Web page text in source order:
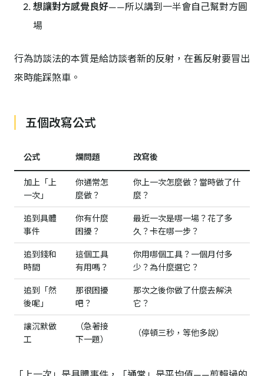
想讓對方感覺良好——所以講到一半會自己幫對方圓
場
行為訪談法的本質是給訪談者新的反射，在舊反射要冒出
來時能踩煞車。
五個改寫公式
公式 爛問題 改寫後
加上「上
一次」
你通常怎
麼做？
你上一次怎麼做？當時做了什
麼？
追到具體
事件
你有什麼
困擾？
最近一次是哪一場？花了多
久？卡在哪一步？
追到錢和
時間
這個工具
有用嗎？
你用哪個工具？一個月付多
少？為什麼選它？
追到「然
後呢」
那很困擾
吧？
那次之後你做了什麼去解決
它？
讓沉默做
工
（急著接
下一題）
（停頓三秒，等他多說）